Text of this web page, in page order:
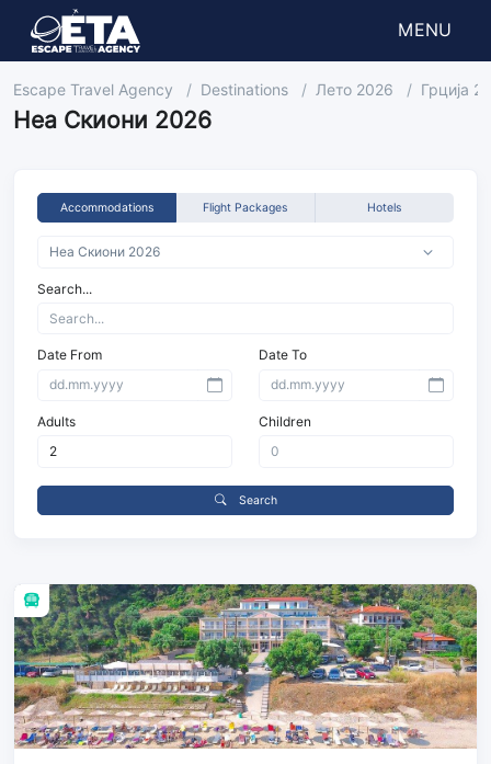
MENU
Неа Скиони 2026
Escape Travel Agency Destinations Лето 2026 Грција
Accommodations Flight Packages Hotels
Search...
Date From Date To
Adults Children
Search